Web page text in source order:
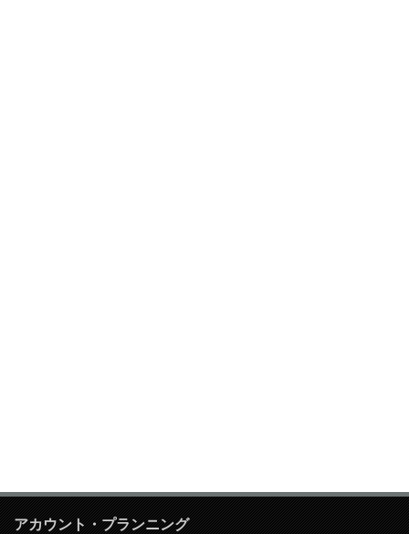
アカウント・プランニング